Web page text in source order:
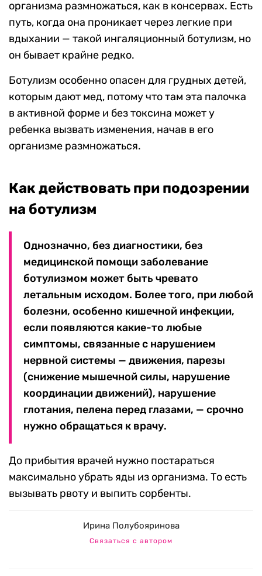
организма размножаться, как в консервах. Есть
путь, когда она проникает через легкие при
вдыхании — такой ингаляционный ботулизм, но
он бывает крайне редко.
Ботулизм особенно опасен для грудных детей,
которым дают мед, потому что там эта палочка
в активной форме и без токсина может у
ребенка вызвать изменения, начав в его
организме размножаться.
Как действовать при подозрении
на ботулизм
Однозначно, без диагностики, без
медицинской помощи заболевание
ботулизмом может быть чревато
летальным исходом. Более того, при любой
болезни, особенно кишечной инфекции,
если появляются какие-то любые
симптомы, связанные с нарушением
нервной системы — движения, парезы
(снижение мышечной силы, нарушение
координации движений), нарушение
глотания, пелена перед глазами, — срочно
нужно обращаться к врачу.
До прибытия врачей нужно постараться
максимально убрать яды из организма. То есть
вызывать рвоту и выпить сорбенты.
Ирина Полубояринова
Связаться с автором